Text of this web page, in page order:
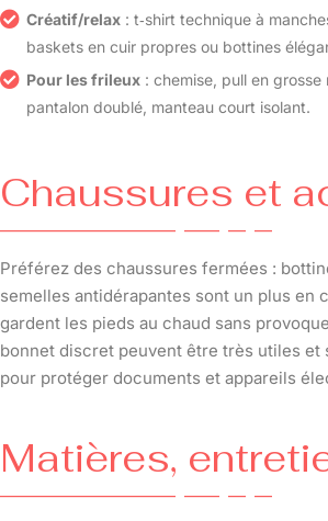
Créatif/relax : t‑shirt technique à
baskets en cuir propres ou bottines
Pour les frileux : chemise, pull en
pantalon doublé, manteau court isolant.
Chaussures et
Préférez des chaussures fermées :
semelles antidérapantes sont un plus en
gardent les pieds au chaud sans
bonnet discret peuvent être très utiles
pour protéger documents et appareils
Matières,